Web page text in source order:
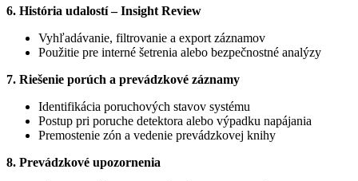
6. História udalostí – Insight Review
Vyhľadávanie, filtrovanie a export záznamov
Použitie pre interné šetrenia alebo bezpečnostné analýzy
7. Riešenie porúch a prevádzkové záznamy
Identifikácia poruchových stavov systému
Postup pri poruche detektora alebo výpadku napájania
Premostenie zón a vedenie prevádzkovej knihy
8. Prevádzkové upozornenia